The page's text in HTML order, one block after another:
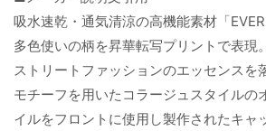
吸水速乾・通気清涼の高機能素材「
多色使いの柄を昇華転写プリントで表現。
ストリートファッションのエッセンスを
モチーフを用いたコラージュスタイルの
イルをフロントに使用し製作されたキャ